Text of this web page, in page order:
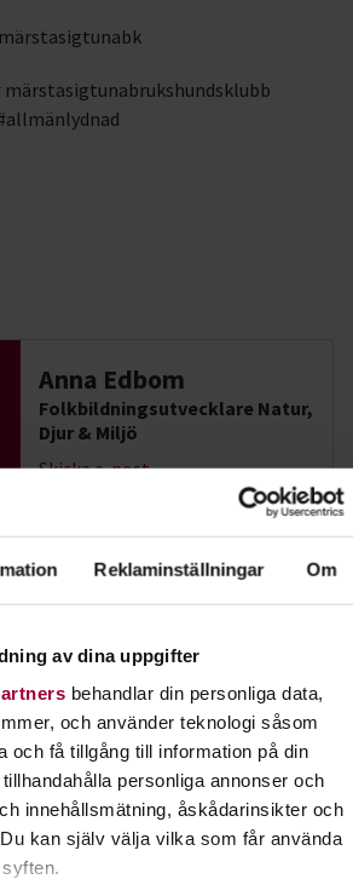
Reklaminställningar Om
av dina uppgifter
behandlar din personliga data,
och använder teknologi såsom
och få tillgång till information på din
personliga annonser och
innehållsmätning, åskådarinsikter och
kan själv välja vilka som får använda
märstasigtunabrukshundsklubb
Anna Edbom
Folkbildningsutvecklare Natur,
Djur & Miljö
Skicka e-post
som vill lära sig nya tricks? Gillar
rallylydnad!
Läs mer om ämnet